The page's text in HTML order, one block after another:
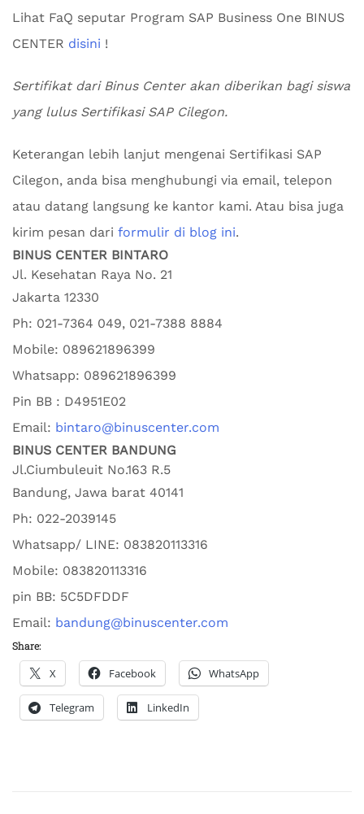
Lihat FaQ seputar Program SAP Business One BINUS
CENTER disini !
Sertifikat dari Binus Center akan diberikan bagi siswa
yang lulus Sertifikasi SAP Cilegon.
Keterangan lebih lanjut mengenai Sertifikasi SAP
Cilegon, anda bisa menghubungi via email, telepon
atau datang langsung ke kantor kami. Atau bisa juga
kirim pesan dari formulir di blog ini.
BINUS CENTER BINTARO
Jl. Kesehatan Raya No. 21
Jakarta 12330
Ph: 021-7364 049, 021-7388 8884
Mobile: 089621896399
Whatsapp: 089621896399
Pin BB : D4951E02
Email: bintaro@binuscenter.com
BINUS CENTER BANDUNG
Jl.Ciumbuleuit No.163 R.5
Bandung, Jawa barat 40141
Ph: 022-2039145
Whatsapp/ LINE: 083820113316
Mobile: 083820113316
pin BB: 5C5DFDDF
Email: bandung@binuscenter.com
Share:
X Facebook WhatsApp
Telegram LinkedIn